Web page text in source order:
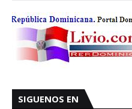
SIGUENOS EN